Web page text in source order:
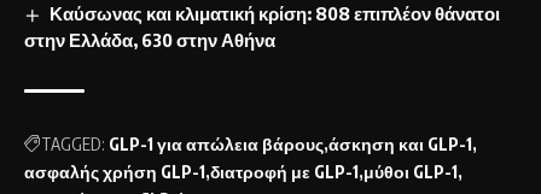
Καύσωνας και κλιματική κρίση: 808 επιπλέον θάνατοι
στην Ελλάδα, 630 στην Αθήνα
TAGGED: GLP-1 για απώλεια βάρους άσκηση και GLP-1
ασφαλής χρήση GLP-1 διατροφή με GLP-1 μύθοι GLP-1